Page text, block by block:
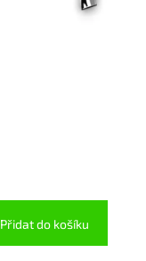
Přidat do košíku